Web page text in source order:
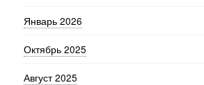
Январь 2026
Октябрь 2025
Август 2025